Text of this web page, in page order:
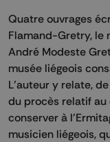
Quatre ouvrages
Flamand-Gretry, le
André Modeste
musée liégeois
L’auteur y relate,
du procès relatif au
conserver à
musicien liégeois,